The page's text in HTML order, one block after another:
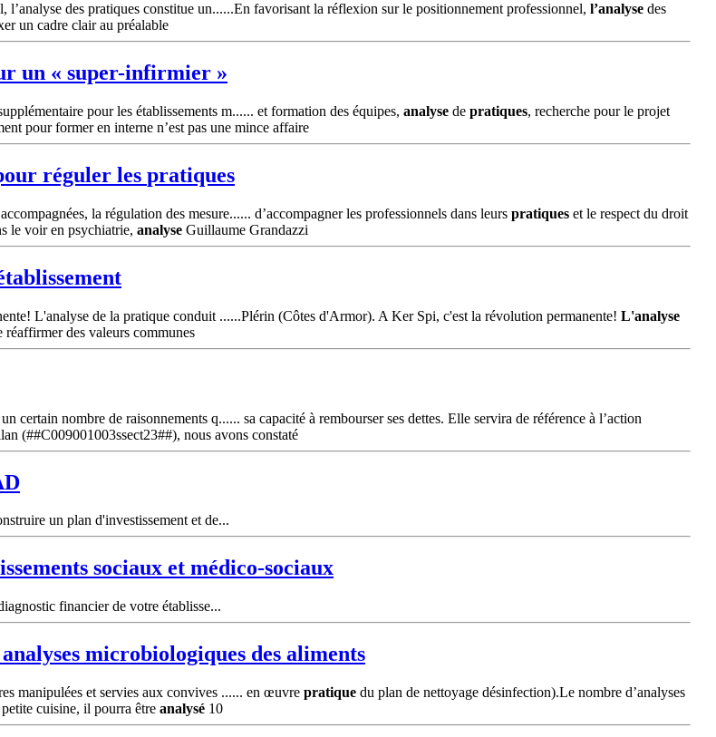
des pratiques constitue un......En favorisant la réflexion sur le positionnement professionnel, l’analyse des
un cadre clair au préalable
un « super-infirmier »
pour les établissements m...... et formation des équipes, analyse de pratiques, recherche pour le projet
pour former en interne n’est pas une mince affaire
réguler les pratiques
la régulation des mesure...... d’accompagner les professionnels dans leurs pratiques et le respect du droit
le voir en psychiatrie, analyse Guillaume Grandazzi
L'analyse de la pratique conduit ......Plérin (Côtes d'Armor). A Ker Spi, c'est la révolution permanente! L'analyse
des valeurs communes
certain nombre de raisonnements q...... sa capacité à rembourser ses dettes. Elle servira de référence à l’action
(##C009001003ssect23##), nous avons constaté
un plan d'investissement et de...
sociaux et médico-sociaux
financier de votre établisse...
analyses microbiologiques des aliments
manipulées et servies aux convives ...... en œuvre pratique du plan de nettoyage désinfection).Le nombre d’analyses
cuisine, il pourra être analysé 10